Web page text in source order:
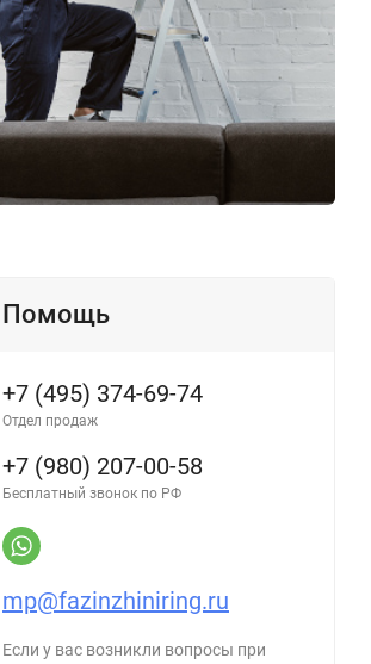
Помощь
+7 (495) 374-69-74
Отдел продаж
+7 (980) 207-00-58
Бесплатный звонок по РФ
mp@fazinzhiniring.ru
Если у вас возникли вопросы при